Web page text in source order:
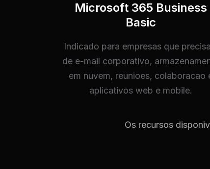
Microsoft 365 Business
Basic
Indicado para empresas que
de e-mail corporativo,
em nuvem, reunioes, colaboracao
aplicativos web e mobile.
Os recursos